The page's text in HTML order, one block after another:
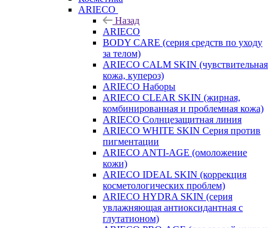
ARIECO
Назад
ARIECO
BODY CARE (серия средств по уходу
за телом)
ARIECO CALM SKIN (чувствительная
кожа, купероз)
ARIECO Наборы
ARIECO CLEAR SKIN (жирная,
комбинированная и проблемная кожа)
ARIECO Солнцезащитная линия
ARIECO WHITE SKIN Серия против
пигментации
ARIECO ANTI-AGE (омоложение
кожи)
ARIECO IDEAL SKIN (коррекция
косметологических проблем)
ARIECO HYDRA SKIN (серия
увлажняющая антиоксидантная с
глутатионом)